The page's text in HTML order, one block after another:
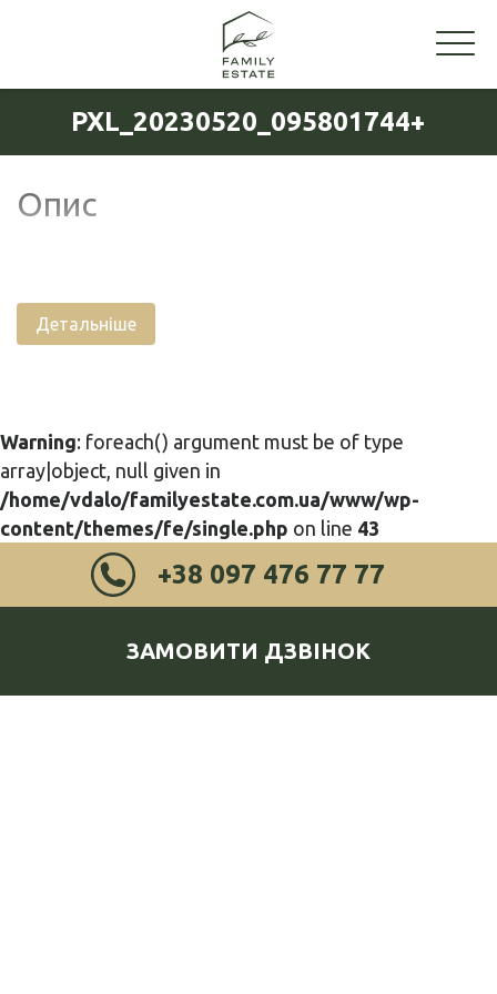
PXL_20230520_095801744+
Опис
Детальніше
Warning: foreach() argument must be of type
array|object, null given in
/home/vdalo/familyestate.com.ua/www/wp-
content/themes/fe/single.php on line 43
+38 097 476 77 77
ЗАМОВИТИ ДЗВІНОК